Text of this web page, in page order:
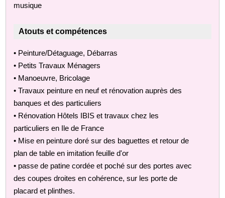
musique
Atouts et compétences
• Peinture/Détaguage, Débarras
• Petits Travaux Ménagers
• Manoeuvre, Bricolage
• Travaux peinture en neuf et rénovation auprès des
banques et des particuliers
• Rénovation Hôtels IBIS et travaux chez les
particuliers en Ile de France
• Mise en peinture doré sur des baguettes et retour de
plan de table en imitation feuille d'or
• passe de patine cordée et poché sur des portes avec
des coupes droites en cohérence, sur les porte de
placard et plinthes.